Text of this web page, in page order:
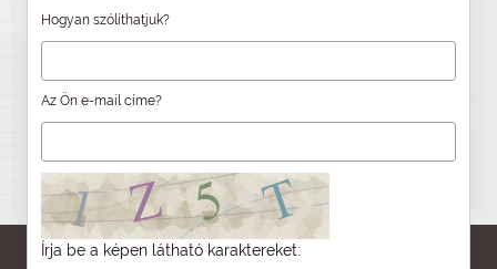
Hogyan szólíthatjuk?
Az Ön e-mail címe?
Írja be a képen látható karaktereket: